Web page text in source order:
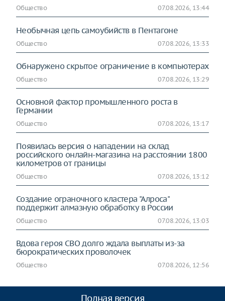
Общество 07.08.2026, 13:44
Необычная цепь самоубийств в Пентагоне
Общество 07.08.2026, 13:33
Обнаружено скрытое ограничение в компьютерах
Общество 07.08.2026, 13:29
Основной фактор промышленного роста в
Германии
Общество 07.08.2026, 13:17
Появилась версия о нападении на склад
российского онлайн-магазина на расстоянии 1800
километров от границы
Общество 07.08.2026, 13:12
Создание ограночного кластера "Алроса"
поддержит алмазную обработку в России
Общество 07.08.2026, 13:03
Вдова героя СВО долго ждала выплаты из-за
бюрократических проволочек
Общество 07.08.2026, 12:56
Полная версия